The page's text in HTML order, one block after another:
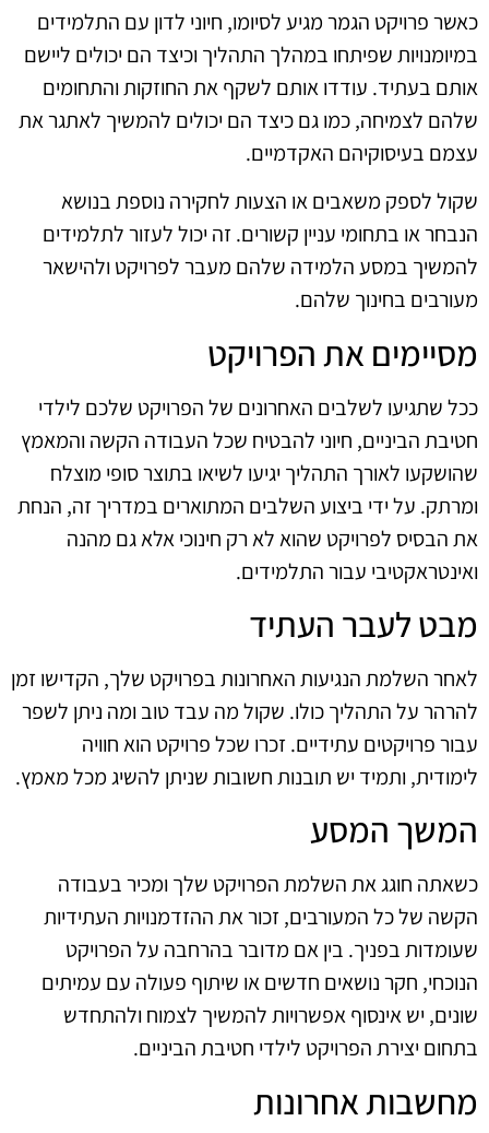
כאשר פרויקט הגמר מגיע לסיומו, חיוני לדון עם התלמידים
במיומנויות שפיתחו במהלך התהליך וכיצד הם יכולים ליישם
אותם בעתיד. עודדו אותם לשקף את החוזקות והתחומים
שלהם לצמיחה, כמו גם כיצד הם יכולים להמשיך לאתגר את
עצמם בעיסוקיהם האקדמיים.
שקול לספק משאבים או הצעות לחקירה נוספת בנושא
הנבחר או בתחומי עניין קשורים. זה יכול לעזור לתלמידים
להמשיך במסע הלמידה שלהם מעבר לפרויקט ולהישאר
מעורבים בחינוך שלהם.
מסיימים את הפרויקט
ככל שתגיעו לשלבים האחרונים של הפרויקט שלכם לילדי
חטיבת הביניים, חיוני להבטיח שכל העבודה הקשה והמאמץ
שהושקעו לאורך התהליך יגיעו לשיאו בתוצר סופי מוצלח
ומרתק. על ידי ביצוע השלבים המתוארים במדריך זה, הנחת
את הבסיס לפרויקט שהוא לא רק חינוכי אלא גם מהנה
ואינטראקטיבי עבור התלמידים.
מבט לעבר העתיד
לאחר השלמת הנגיעות האחרונות בפרויקט שלך, הקדישו זמן
להרהר על התהליך כולו. שקול מה עבד טוב ומה ניתן לשפר
עבור פרויקטים עתידיים. זכרו שכל פרויקט הוא חוויה
לימודית, ותמיד יש תובנות חשובות שניתן להשיג מכל מאמץ.
המשך המסע
כשאתה חוגג את השלמת הפרויקט שלך ומכיר בעבודה
הקשה של כל המעורבים, זכור את ההזדמנויות העתידיות
שעומדות בפניך. בין אם מדובר בהרחבה על הפרויקט
הנוכחי, חקר נושאים חדשים או שיתוף פעולה עם עמיתים
שונים, יש אינסוף אפשרויות להמשיך לצמוח ולהתחדש
בתחום יצירת הפרויקט לילדי חטיבת הביניים.
מחשבות אחרונות